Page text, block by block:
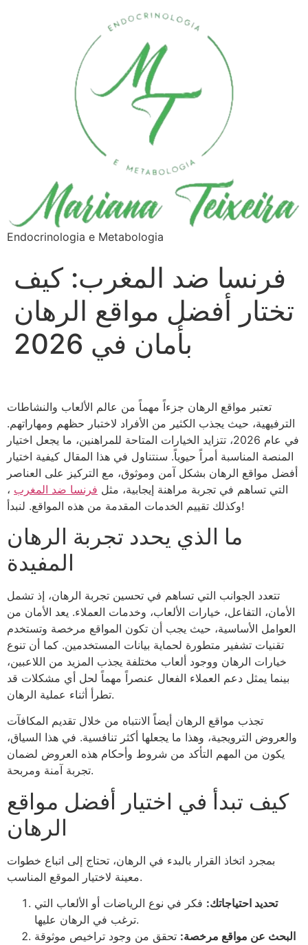
Endocrinologia e Metabologia
فرنسا ضد المغرب: كيف
تختار أفضل مواقع الرهان
بأمان في 2026
تعتبر مواقع الرهان جزءاً مهماً من عالم الألعاب والنشاطات
الترفيهية، حيث يجذب الكثير من الأفراد لاختبار حظهم ومهاراتهم.
في عام 2026، تتزايد الخيارات المتاحة للمراهنين، ما يجعل اختيار
المنصة المناسبة أمراً حيوياً. سنتناول في هذا المقال كيفية اختيار
أفضل مواقع الرهان بشكل آمن وموثوق، مع التركيز على العناصر
التي تساهم في تجربة مراهنة إيجابية، مثل فرنسا ضد المغرب ،
وكذلك تقييم الخدمات المقدمة من هذه المواقع. لنبدأ!
ما الذي يحدد تجربة الرهان
المفيدة
تتعدد الجوانب التي تساهم في تحسين تجربة الرهان، إذ تشمل
الأمان، التفاعل، خيارات الألعاب، وخدمات العملاء. يعد الأمان من
العوامل الأساسية، حيث يجب أن تكون المواقع مرخصة وتستخدم
تقنيات تشفير متطورة لحماية بيانات المستخدمين. كما أن تنوع
خيارات الرهان ووجود ألعاب مختلفة يجذب المزيد من اللاعبين،
بينما يمثل دعم العملاء الفعال عنصراً مهماً لحل أي مشكلات قد
تطرأ أثناء عملية الرهان.
تجذب مواقع الرهان أيضاً الانتباه من خلال تقديم المكافآت
والعروض الترويجية، وهذا ما يجعلها أكثر تنافسية. في هذا السياق،
يكون من المهم التأكد من شروط وأحكام هذه العروض لضمان
تجربة آمنة ومربحة.
كيف تبدأ في اختيار أفضل مواقع
الرهان
بمجرد اتخاذ القرار بالبدء في الرهان، تحتاج إلى اتباع خطوات
معينة لاختيار الموقع المناسب.
تحديد احتياجاتك: فكر في نوع الرياضات أو الألعاب التي
ترغب في الرهان عليها.
البحث عن مواقع مرخصة: تحقق من وجود تراخيص موثوقة